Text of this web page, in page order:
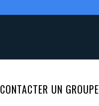
CONTACTER UN